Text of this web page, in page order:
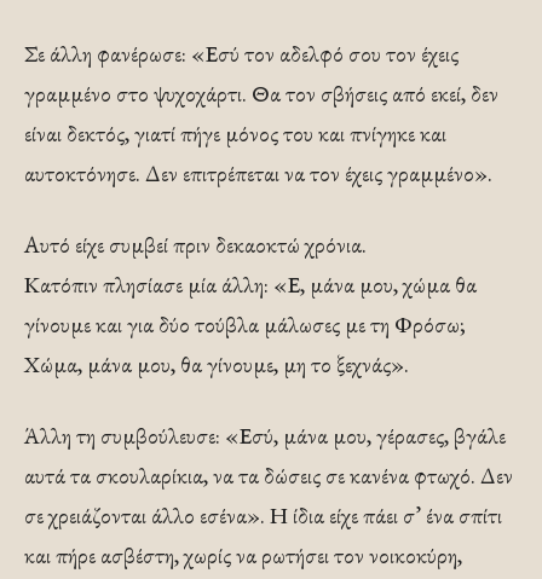
Σε άλλη φανέρωσε: «Εσύ τον αδελφό σου τον έχεις
γραμμένο στο ψυχοχάρτι. Θα τον σβήσεις από εκεί, δεν
είναι δεκτός, γιατί πήγε μόνος του και πνίγηκε και
αυτοκτόνησε. Δεν επιτρέπεται να τον έχεις γραμμένο».
Αυτό είχε συμβεί πριν δεκαοκτώ χρόνια.
Κατόπιν πλησίασε μία άλλη: «Ε, μάνα μου, χώμα θα
γίνουμε και για δύο τούβλα μάλωσες με τη Φρόσω;
Χώμα, μάνα μου, θα γίνουμε, μη το ξεχνάς».
Άλλη τη συμβούλευσε: «Εσύ, μάνα μου, γέρασες, βγάλε
αυτά τα σκουλαρίκια, να τα δώσεις σε κανένα φτωχό. Δεν
σε χρειάζονται άλλο εσένα». Η ίδια είχε πάει σ’ ένα σπίτι
και πήρε ασβέστη, χωρίς να ρωτήσει τον νοικοκύρη,